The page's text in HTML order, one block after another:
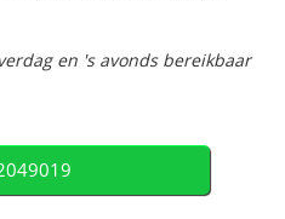
en 's avonds bereikbaar